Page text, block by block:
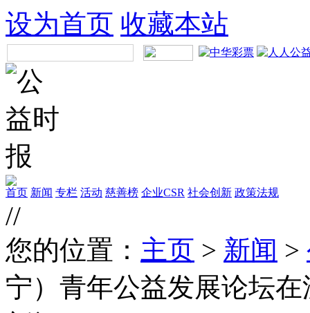
设为首页 收藏本站
首页 新闻 专栏 活动 慈善榜 企业CSR 社会创新 政策法规
//
您的位置： 主页 > 新闻 >
宁）青年公益发展论坛